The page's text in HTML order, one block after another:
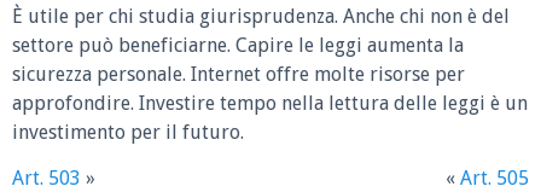
È utile per chi studia giurisprudenza. Anche chi non è del
settore può beneficiarne. Capire le leggi aumenta la
sicurezza personale. Internet offre molte risorse per
approfondire. Investire tempo nella lettura delle leggi è un
investimento per il futuro.
Art. 503 » « Art. 505